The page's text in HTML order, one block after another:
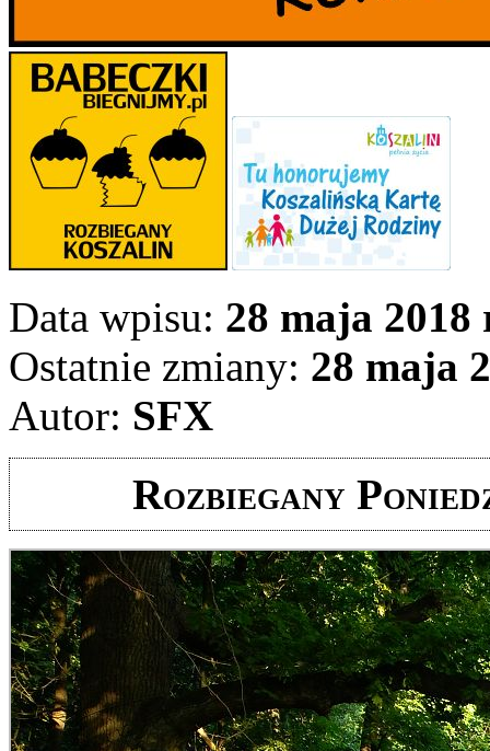
Data wpisu: 28 maja 2018
Ostatnie zmiany: 28 maja
Autor: SFX
Rozbiegany